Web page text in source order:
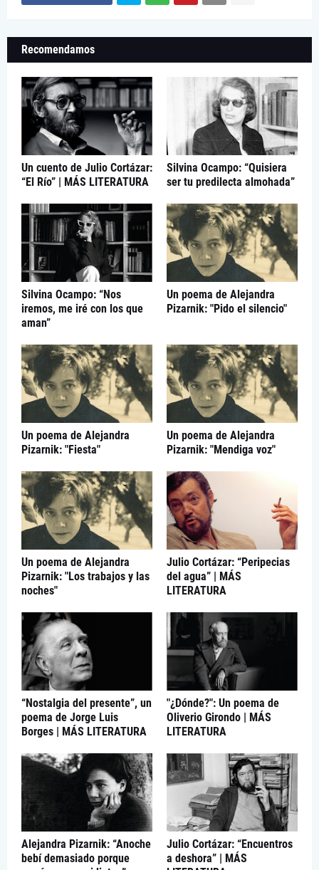
Recomendamos
Un cuento de Julio Cortázar:
“El Río” | MÁS LITERATURA
Silvina Ocampo: “Quisiera
ser tu predilecta almohada”
Silvina Ocampo: “Nos
iremos, me iré con los que
aman”
Un poema de Alejandra
Pizarnik: "Pido el silencio"
Un poema de Alejandra
Pizarnik: "Fiesta"
Un poema de Alejandra
Pizarnik: "Mendiga voz"
Un poema de Alejandra
Pizarnik: "Los trabajos y las
noches"
Julio Cortázar: “Peripecias
del agua” | MÁS
LITERATURA
“Nostalgia del presente”, un
poema de Jorge Luis
Borges | MÁS LITERATURA
"¿Dónde?": Un poema de
Oliverio Girondo | MÁS
LITERATURA
Alejandra Pizarnik: “Anoche
bebí demasiado porque
Julio Cortázar: “Encuentros
a deshora” | MÁS